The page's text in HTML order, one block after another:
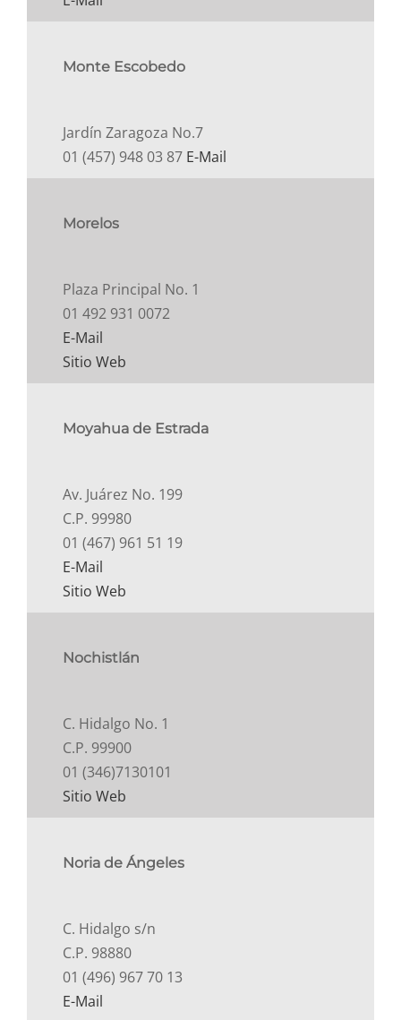
Monte Escobedo
Jardín Zaragoza No.7
01 (457) 948 03 87 E-Mail
Morelos
Plaza Principal No. 1
01 492 931 0072
E-Mail
Sitio Web
Moyahua de Estrada
Av. Juárez No. 199
C.P. 99980
01 (467) 961 51 19
E-Mail
Sitio Web
Nochistlán
C. Hidalgo No. 1
C.P. 99900
01 (346)7130101
Sitio Web
Noria de Ángeles
C. Hidalgo s/n
C.P. 98880
01 (496) 967 70 13
E-Mail